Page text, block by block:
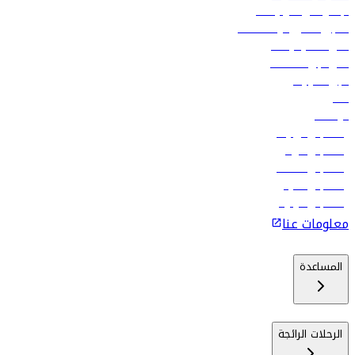
الإعلان على متن رحلاتنا
تسجيل الدخول لوكلاء السفر
أدنى أسعار الرحلات
فلاي دبي للعطلات
تأجير السيارات
فنادق
الوظائف
رحلات إلى تبيليسي
رحلات إلى الرياض
رحلات إلى مسقط
رحلات إلى ماليه
رحلات إلى كولومبو
معلومات عنا
المساعدة
الرحلات الرائجة